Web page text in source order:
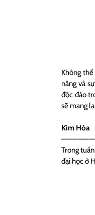
Không
năng và
độc đáo
sẽ mang
Kim Hòa
Trong
đại học ở